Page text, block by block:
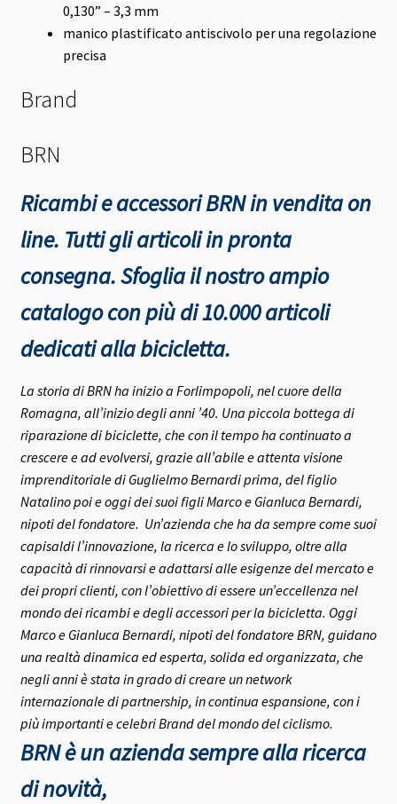
0,130” – 3,3 mm
manico plastificato antiscivolo per una regolazione
precisa
Brand
BRN
Ricambi e accessori BRN in vendita on
line. Tutti gli articoli in pronta
consegna.Sfoglia il nostro ampio
catalogo con più di 10.000 articoli
dedicati alla bicicletta.
La storia di BRN ha inizio a Forlimpopoli, nel cuore della
Romagna, all’inizio degli anni ’40. Una piccola bottega di
riparazione di biciclette, che con il tempo ha continuato a
crescere e ad evolversi, grazie all’abile e attenta visione
imprenditoriale di Guglielmo Bernardi prima, del figlio
Natalino poi e oggi dei suoi figli Marco e Gianluca Bernardi,
nipoti del fondatore. Un’azienda che ha da sempre come suoi
capisaldi l’innovazione, la ricerca e lo sviluppo, oltre alla
capacità di rinnovarsi e adattarsi alle esigenze del mercato e
dei propri clienti, con l’obiettivo di essere un’eccellenza nel
mondo dei ricambi e degli accessori per la bicicletta. Oggi
Marco e Gianluca Bernardi, nipoti del fondatore BRN, guidano
una realtà dinamica ed esperta, solida ed organizzata, che
negli anni è stata in grado di creare un network
internazionale di partnership, in continua espansione, con i
più importanti e celebri Brand del mondo del ciclismo.
BRN è un azienda sempre alla ricerca
di novità,